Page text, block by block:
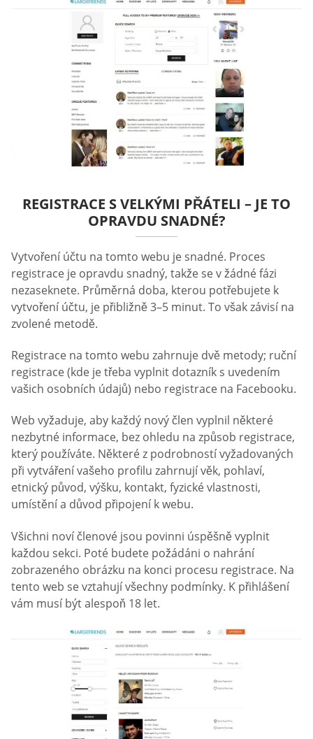
REGISTRACE S VELKÝMI PŘÁTELI – JE TO
OPRAVDU SNADNÉ?
Vytvoření účtu na tomto webu je snadné. Proces
registrace je opravdu snadný, takže se v žádné fázi
nezaseknete. Průměrná doba, kterou potřebujete k
vytvoření účtu, je přibližně 3–5 minut. To však závisí na
zvolené metodě.
Registrace na tomto webu zahrnuje dvě metody; ruční
registrace (kde je třeba vyplnit dotazník s uvedením
vašich osobních údajů) nebo registrace na Facebooku.
Web vyžaduje, aby každý nový člen vyplnil některé
nezbytné informace, bez ohledu na způsob registrace,
který používáte. Některé z podrobností vyžadovaných
při vytváření vašeho profilu zahrnují věk, pohlaví,
etnický původ, výšku, kontakt, fyzické vlastnosti,
umístění a důvod připojení k webu.
Všichni noví členové jsou povinni úspěšně vyplnit
každou sekci. Poté budete požádáni o nahrání
zobrazeného obrázku na konci procesu registrace. Na
tento web se vztahují všechny podmínky. K přihlášení
vám musí být alespoň 18 let.